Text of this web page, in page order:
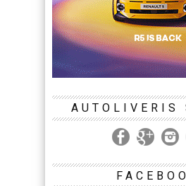
AUTOLIVERIS